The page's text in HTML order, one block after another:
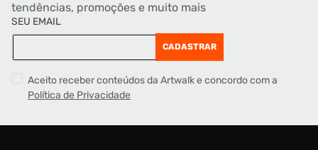
tendências, promoções e muito mais
SEU EMAIL
CADASTRAR
Aceito receber conteúdos da Artwalk e concordo com a
Política de Privacidade